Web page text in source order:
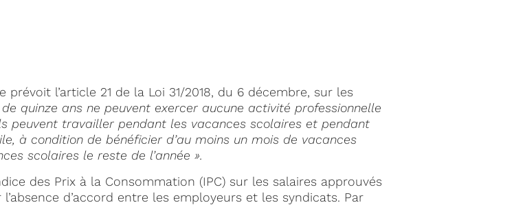
l’article 21 de la Loi 31/2018, du 6 décembre, sur les
quinze ans ne peuvent exercer aucune activité professionnelle
peuvent travailler pendant les vacances scolaires et pendant
à condition de bénéficier d’au moins un mois de vacances
scolaires le reste de l’année ».
des Prix à la Consommation (IPC) sur les salaires approuvés
d’accord entre les employeurs et les syndicats. Par